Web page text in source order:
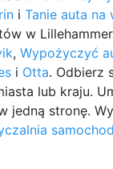
i Tanie auta na
w
, Wypożyczyć
i Otta. Odbierz
lub kraju.
jedną stronę.